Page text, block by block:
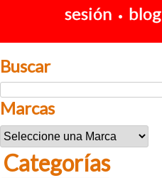
sesión • blog
Buscar
Marcas
Categorías